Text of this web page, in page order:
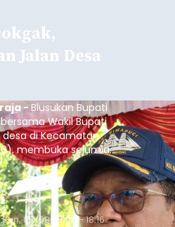
Jalan Desa
- Blusukan Bupati
Wakil Bupati
di Kecamatan
membuka sejumlah
masyarakat. Dari
potensi pertanian
menjadi
Sun, 08/09/2026 - 18:16